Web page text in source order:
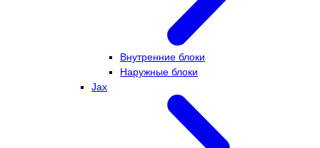
Внутренние блоки
Наружные блоки
Jax